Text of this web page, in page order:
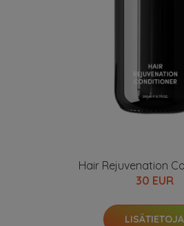
Hair Rejuvenation
30 EUR
LISÄTIETOJA